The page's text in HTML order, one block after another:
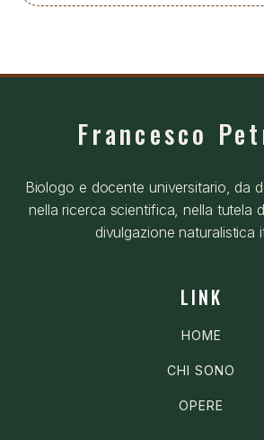
Francesco
Biologo e docente universitario, da
nella ricerca scientifica, nella tutela
divulgazione naturalistica
LINK
HOME
CHI SONO
OPERE